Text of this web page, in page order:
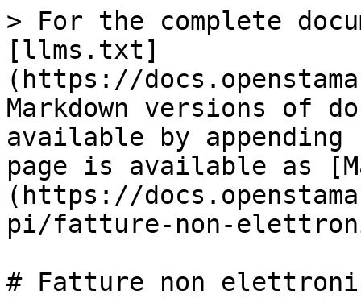
> For the complete
[llms.txt]
(https://
Markdown versions of
available by
page is available as
(https://
pi/fatture-non-
# Fatture non